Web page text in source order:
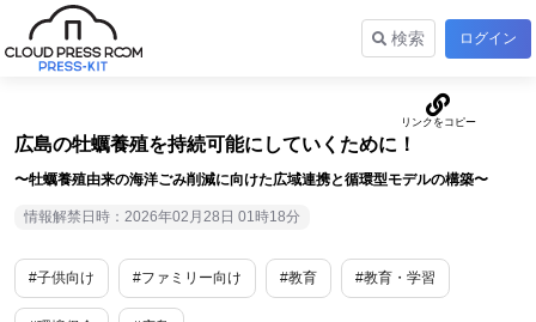
検索 ログイン
広島の牡蠣養殖を持続可能にしていくために！
〜牡蠣養殖由来の海洋ごみ削減に向けた広域連携と循環型モデルの構築〜
情報解禁日時：2026年02月28日 01時18分
#子供向け #ファミリー向け #教育 #教育・学習